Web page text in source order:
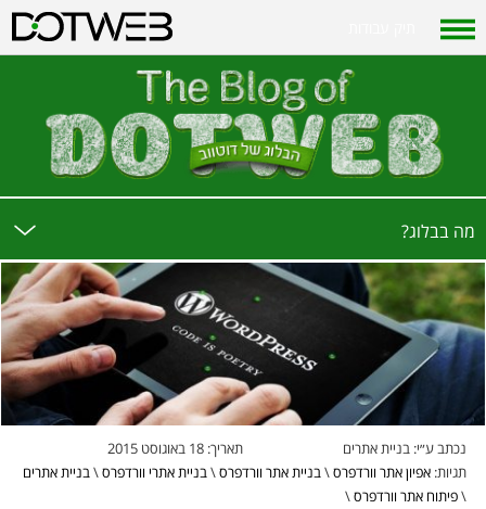
?מה בבלוג
נכתב ע״י: בניית אתרים תאריך:
תגיות: אפיון אתר וורדפרס\בניית אתר וורדפרס\בניית אתרי וורדפרס\בניית אתרים
\פיתוח אתר וורדפרס\